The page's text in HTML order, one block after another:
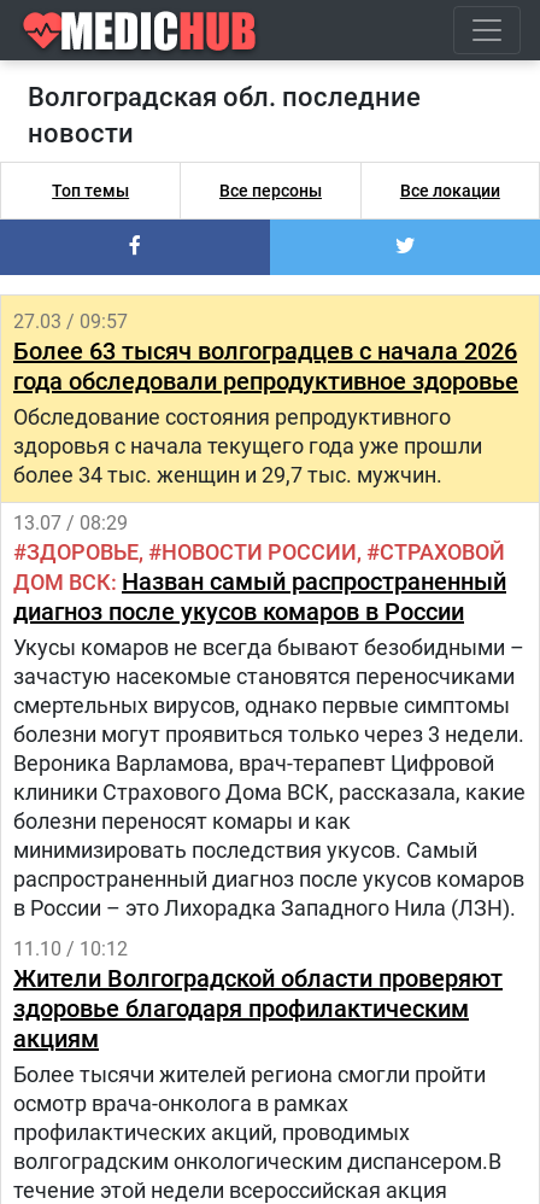
Волгоградская обл. последние
новости
Топ темы Все персоны Все локации
27.03 / 09:57
Более 63 тысяч волгоградцев с начала 2026
года обследовали репродуктивное здоровье
Обследование состояния репродуктивного
здоровья с начала текущего года уже прошли
более 34 тыс. женщин и 29,7 тыс. мужчин.
13.07 / 08:29
ЗДОРОВЬЕ НОВОСТИ РОССИИ
СТРАХОВОЙ
ДОМ ВСК Назван самый распространенный
диагноз после укусов комаров в России
Укусы комаров не всегда бывают безобидными –
зачастую насекомые становятся переносчиками
смертельных вирусов, однако первые симптомы
болезни могут проявиться только через 3 недели.
Вероника Варламова, врач-терапевт Цифровой
клиники Страхового Дома ВСК, рассказала, какие
болезни переносят комары и как
минимизировать последствия укусов. Самый
распространенный диагноз после укусов комаров
в России – это Лихорадка Западного Нила (ЛЗН).
11.10 / 10:12
Жители Волгоградской области проверяют
здоровье благодаря профилактическим
акциям
Более тысячи жителей региона смогли пройти
осмотр врача-онколога в рамках
профилактических акций, проводимых
волгоградским онкологическим диспансером.В
течение этой недели всероссийская акция